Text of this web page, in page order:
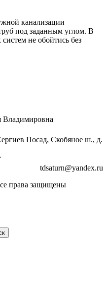
канализации
под заданным углом. В
не обойтись без
Посад, Скобяное ш., д.
tdsaturn@yandex.ru
права защищены